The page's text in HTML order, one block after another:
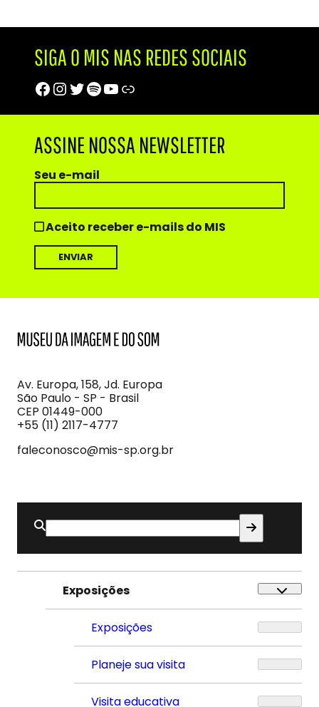
SIGA O MIS NAS REDES SOCIAIS
Facebook
Instagram
Twitter
Spotify
Youtube
Trip Advisor
ASSINE NOSSA NEWSLETTER
Seu e-mail
Aceito receber e-mails do MIS
Imagem
e
do
Som
Av. Europa, 158, Jd. Europa
São Paulo - SP - Brasil
CEP 01449-000
+55 (11) 2117-4777
faleconosco@mis-sp.org.br
Buscar
por:
Exposições
Exposições
Planeje sua visita
Visita educativa